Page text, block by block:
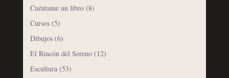
Cuéntame un libro(8)
Cursos(5)
Dibujos(6)
El Rincón del Sereno(12)
Escultura(53)